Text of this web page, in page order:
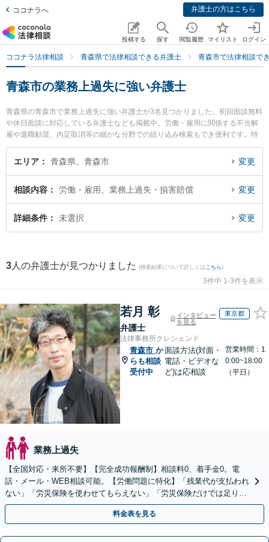
ココナラへ 弁護士の方はこちら
投稿する 探す 閲覧履歴 マイリスト ログイン
ココナラ法律相談 青森県で法律相談できる弁護士 青森市で法律相談で
青森市の業務上過失に強い弁護士
青森県の青森市で業務上過失に強い弁護士が3名見つかりました。初回面談無料
や休日面談に対応している弁護士なども掲載中。労働・雇用に関係する不当解
雇や退職勧奨、内定取消等の細かな分野での絞り込み検索もでき便利です。特
に雪のまち法律事務所の三上 大介弁護士や青い森法律事務所の小澤 博之弁護
士、須藤真悟法律事務所の須藤 真悟弁護士のプロフィール情報や弁護士費用、
豊富な近くの弁護士を検索したい』『初回相談無料で業務上過失を法律相談で
きる青森市内の弁護士に相談予約したい』などでお困りの相談者さんにおすす
めです。
エリア 青森県、青森市 変更
相談内容 労働・雇用、業務上過失・損害賠償 変更
詳細条件 未選択 変更
3 人の弁護士が見つかりました (検索結果について詳しくは こちら)
3件中 1-3件を表示
若月 彰
弁護士
インタビュー
を見る
東京都
法律事務所クレシェンド
青森市 か
らも相談
受付中
面談方法(対面・
電話・ビデオな
ど)は応相談
営業時間：1
0:00~18:00
（平日）
業務上過失
【全国対応・来所不要】【完全成功報酬制】相談料0、着手金0。電
話・メール・WEB相談可能。【労働問題に特化】「残業代が支払われ
ない」「労災保険を使わせてもらえない」「労災保険だけでは足りな
い。損害賠償請求したい」など労働問題はお任せを。
料金表を見る